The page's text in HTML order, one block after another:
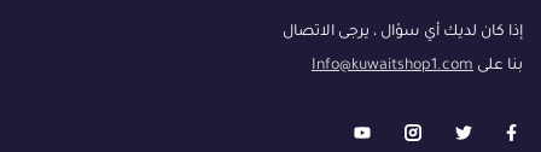
إذا كان لديك أي سؤال ، يرجى الاتصال
بنا على Info@kuwaitshop1.com